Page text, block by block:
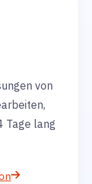
von
Tage lang